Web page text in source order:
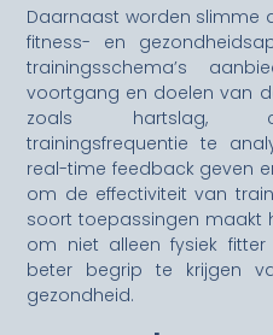
Daarnaast worden slimme
fitness- en
trainingsschema’s
voortgang en doelen van
zoals hartslag,
trainingsfrequentie te
real-time feedback geven
om de effectiviteit van
soort toepassingen maakt
om niet alleen fysiek
beter begrip te krijgen
gezondheid.